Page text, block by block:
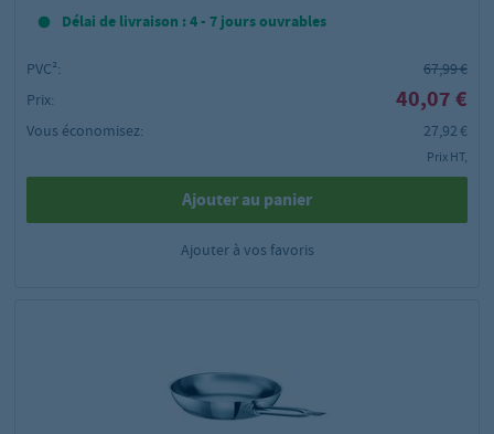
Délai de livraison : 4 - 7 jours ouvrables
PVC²:
67,99 €
Prix:
40,07 €
Vous économisez: 27,92 €
Prix HT,
Ajouter au panier
Ajouter à vos favoris